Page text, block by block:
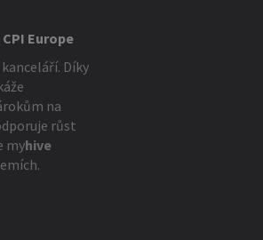
Europe
Díky
na
růst
myhive